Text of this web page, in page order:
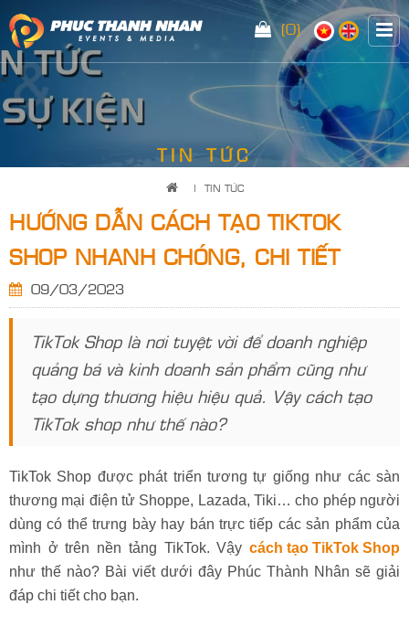
(0)
<
TIN TỨC
| TIN TỨC
HƯỚNG DẪN CÁCH TẠO TIKTOK
SHOP NHANH CHÓNG, CHI TIẾT
09/03/2023
TikTok Shop là nơi tuyệt vời để doanh nghiệp
quảng bá và kinh doanh sản phẩm cũng như
tạo dựng thương hiệu hiệu quả. Vậy cách tạo
TikTok shop như thế nào?
TikTok Shop được phát triển tương tự giống như các sàn
thương mại điện tử Shoppe, Lazada, Tiki… cho phép người
dùng có thể trưng bày hay bán trực tiếp các sản phẩm của
mình ở trên nền tảng TikTok. Vậy cách tạo TikTok Shop
như thế nào? Bài viết dưới đây Phúc Thành Nhân sẽ giải
đáp chi tiết cho bạn.